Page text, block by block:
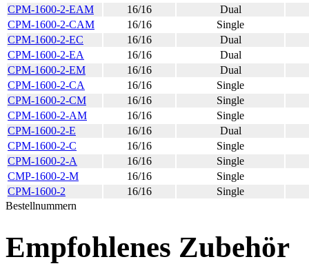
CPM-1600-2-EAM
16/16
Dual
CPM-1600-2-CAM
16/16
Single
CPM-1600-2-EC
16/16
Dual
CPM-1600-2-EA
16/16
Dual
CPM-1600-2-EM
16/16
Dual
CPM-1600-2-CA
16/16
Single
CPM-1600-2-CM
16/16
Single
CPM-1600-2-AM
16/16
Single
CPM-1600-2-E
16/16
Dual
CPM-1600-2-C
16/16
Single
CPM-1600-2-A
16/16
Single
CMP-1600-2-M
16/16
Single
CPM-1600-2
16/16
Single
Bestellnummern
Empfohlenes Zubehör